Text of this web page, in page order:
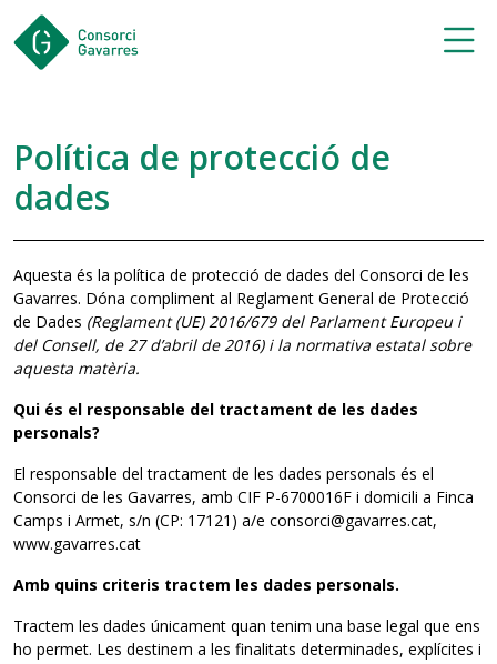
Política de protecció de
dades
Aquesta és la política de protecció de dades del Consorci de les
Gavarres. Dóna compliment al Reglament General de Protecció
de Dades (Reglament (UE) 2016/679 del Parlament Europeu i
del Consell, de 27 d’abril de 2016) i la normativa estatal sobre
aquesta matèria.
Qui és el responsable del tractament de les dades
personals?
El responsable del tractament de les dades personals és el
Consorci de les Gavarres, amb CIF P-6700016F i domicili a Finca
Camps i Armet, s/n (CP: 17121) a/e consorci@gavarres.cat,
www.gavarres.cat
Amb quins criteris tractem les dades personals.
Tractem les dades únicament quan tenim una base legal que ens
ho permet. Les destinem a les finalitats determinades, explícites i